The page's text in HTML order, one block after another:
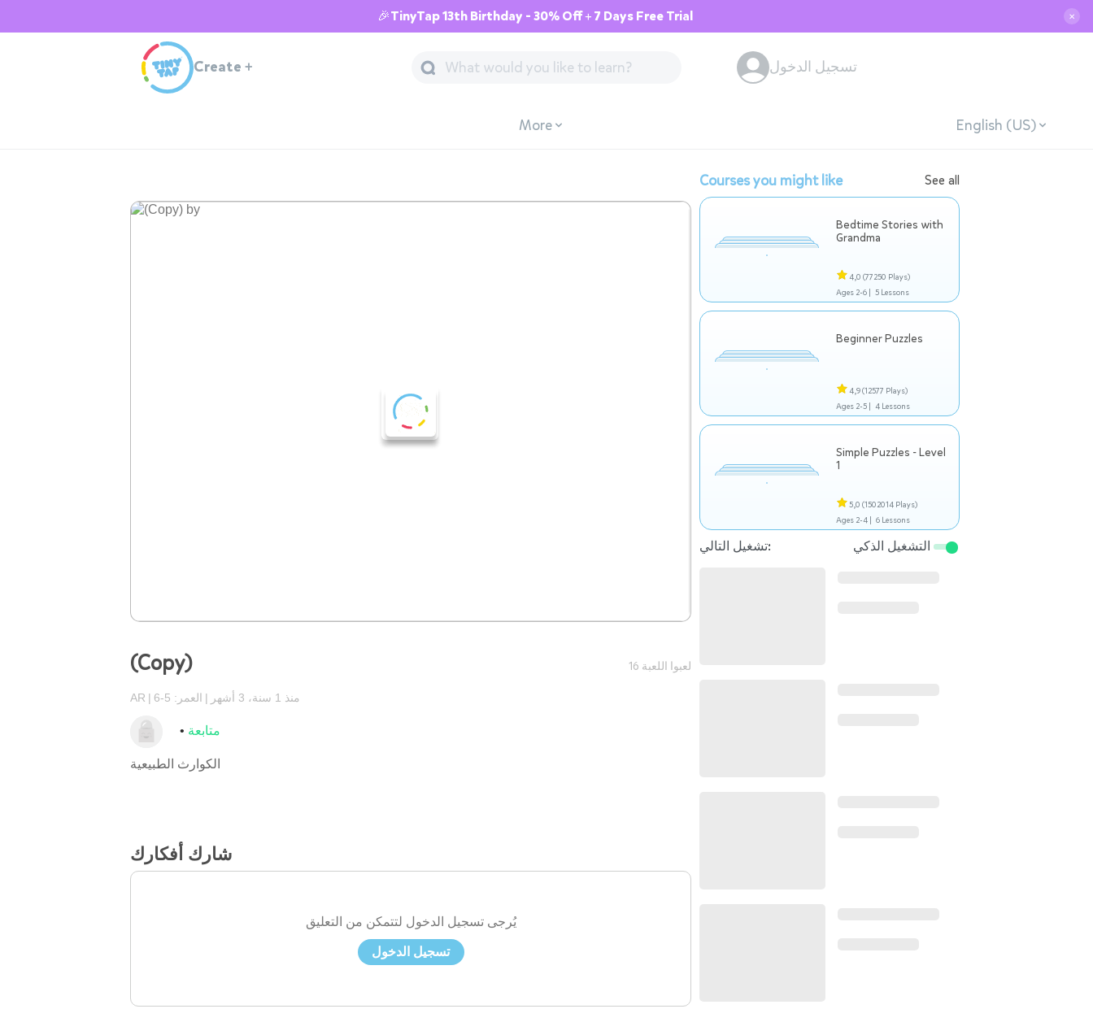
🎉TinyTap 13th Birthday - 30% Off + 7 Days Free Trial ✕
Create + تسجيل الدخول
More English (US)
(Copy) 16 لعبوا اللعبة
AR العمر: 5-6 منذ 1 سنة، 3 أشهر
متابعة
الكوارث الطبيعية
شارك أفكارك
يُرجى تسجيل الدخول لتتمكن من التعليق
تسجيل الدخول
Courses you might like See all
Bedtime Stories with
Grandma
4,0 (77250 Plays)
Ages 2-6 | 5 Lessons
Beginner Puzzles
4,9(12577 Plays)
Ages 2-5 | 4 Lessons
Simple Puzzles - Level
1
5,0 (1502014 Plays)
Ages 2-4 | 6 Lessons
تشغيل التالي: